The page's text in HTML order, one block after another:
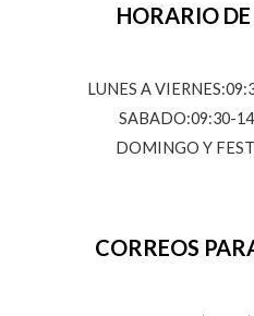
HORARIO
LUNES A
SABADO:09:30-
DOMINGO Y
CORREOS